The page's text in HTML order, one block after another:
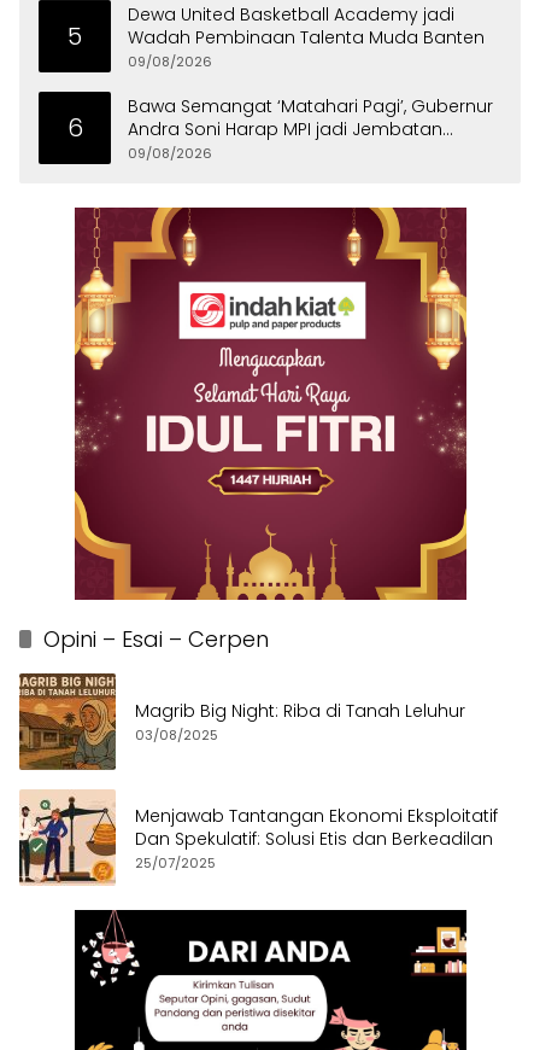
5
Dewa United Basketball Academy jadi
Wadah Pembinaan Talenta Muda Banten
09/08/2026
6
Bawa Semangat ‘Matahari Pagi’, Gubernur
Andra Soni Harap MPI jadi Jembatan
Aspirasi Warga Banten
09/08/2026
Opini – Esai – Cerpen
Magrib Big Night: Riba di Tanah Leluhur
03/08/2025
Menjawab Tantangan Ekonomi Eksploitatif
Dan Spekulatif: Solusi Etis dan Berkeadilan
25/07/2025